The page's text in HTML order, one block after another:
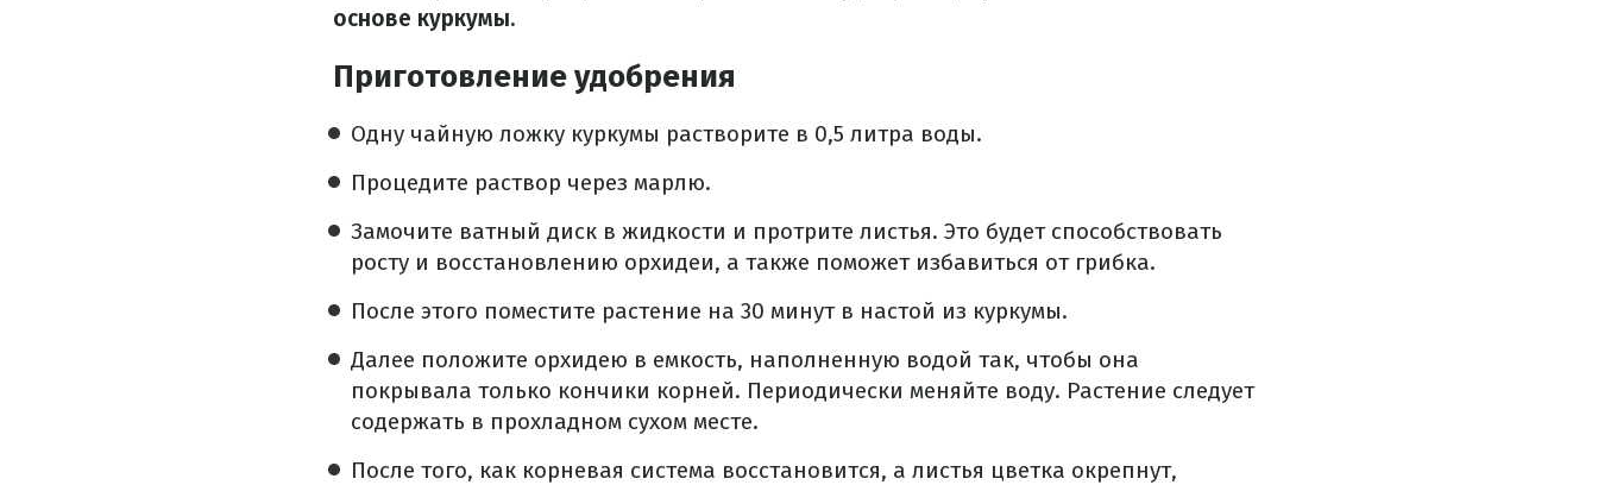
основе куркумы.
Приготовление удобрения
Одну чайную ложку куркумы растворите в 0,5 литра воды.
Процедите раствор через марлю.
Замочите ватный диск в жидкости и протрите листья. Это будет способствовать
росту и восстановлению орхидеи, а также поможет избавиться от грибка.
После этого поместите растение на 30 минут в настой из куркумы.
Далее положите орхидею в емкость, наполненную водой так, чтобы она
покрывала только кончики корней. Периодически меняйте воду. Растение следует
содержать в прохладном сухом месте.
После того, как корневая система восстановится, а листья цветка окрепнут,